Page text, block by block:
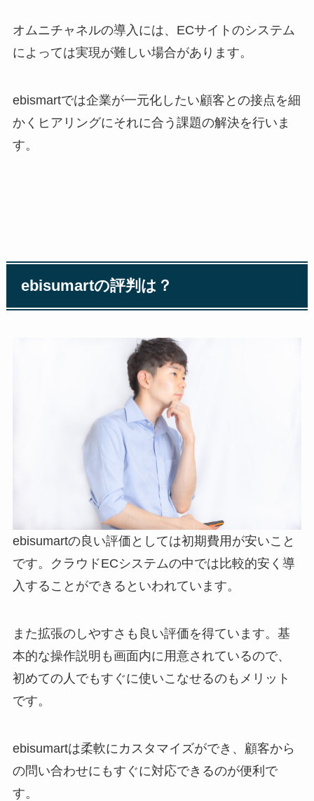
オムニチャネルの導入には、 ECサイトのシステム
によっては実現が難しい場合があります。
ebismartでは企業が一元化したい顧客との接点を細
かくヒアリングにそれに合う課題の解決を行いま
す。
ebisumartの評判は？
ebisumartの良い評価としては初期費用が安いこと
です。クラウドECシステムの中では比較的安く導
入することができるといわれています。
また拡張のしやすさも良い評価を得ています。基
本的な操作説明も画面内に用意されているので、
初めての人でもすぐに使いこなせるのもメリット
です。
ebisumartは柔軟にカスタマイズができ、顧客から
の問い合わせにもすぐに対応できるのが便利で
す。